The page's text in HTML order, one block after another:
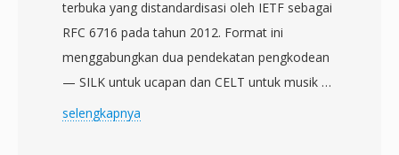
membuatnya sangat bernilai dalam alur kerja
pasca-produksi di mana proyek berpindah
antara sistem editing yang berbeda dan perlu
mempertahankan informasi komposisi
kompleks yang akan dibuang oleh format yang
terbuka yang distandardisasi oleh IETF sebagai
RFC 6716 pada tahun 2012. Format ini
menggabungkan dua pendekatan pengkodean
— SILK untuk ucapan dan CELT untuk musik —
menjadi satu algoritma yang memadukan
selengkapnya